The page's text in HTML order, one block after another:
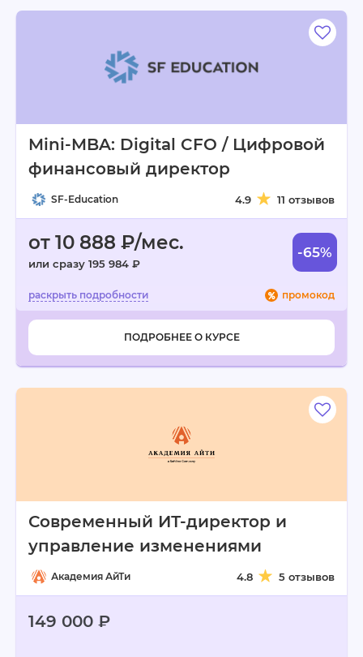
Mini-MBA: Digital CFO / Цифровой
финансовый директор
SF-Education 4.9 11 отзывов
от 10 888 ₽/мес.
или сразу 195 984 ₽
-65%
промокод
ПОДРОБНЕЕ О КУРСЕ
Современный ИТ-директор и
управление изменениями
Академия АйТи 4.8 5 отзывов
149 000 ₽